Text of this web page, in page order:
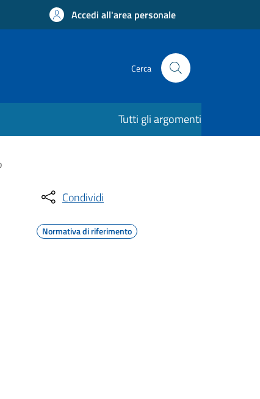
Accedi all'area personale
Cerca
Tutti gli argomenti
Condividi
Normativa di riferimento